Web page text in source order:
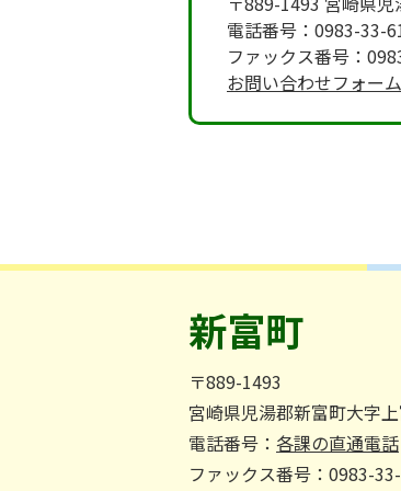
電話番号：0983-33-
ファックス番号：
お問い合わせフォーム
新富町
〒889-1493
宮崎県児湯郡新富町大字
電話番号： 各課の直通電話
ファックス番号：0983-